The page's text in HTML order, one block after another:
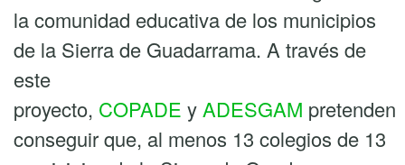
la comunidad educativa de los municipios
de la Sierra de Guadarrama. A través de
este
proyecto, COPADE yADESGAM pretenden
conseguir que, al menos 13 colegios de 13